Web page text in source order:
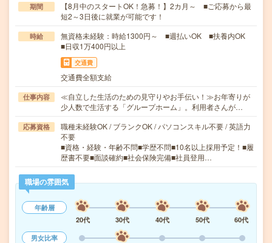
期間
【8月中のスタートOK！急募！】2カ月～ ■ご応募から最
短2～3日後に就業が可能です！
時給
無資格未経験：時給1300円～ ■週払いOK ■扶養内OK
■日収1万400円以上
交通費
交通費全額支給
仕事内容
≪自立した生活のための見守りやお手伝い！≫お年寄りが
少人数で生活する「グループホーム」。利用者さんが…
応募資格
職種未経験OK / ブランクOK / パソコンスキル不要 / 英語力
不要
■資格・経験・年齢不問■学歴不問■10名以上採用予定！■履
歴書不要■面談確約■社会保険完備■社員登用…
職場の雰囲気
年齢層
20代
30代 40代 50代
60代
男女比率